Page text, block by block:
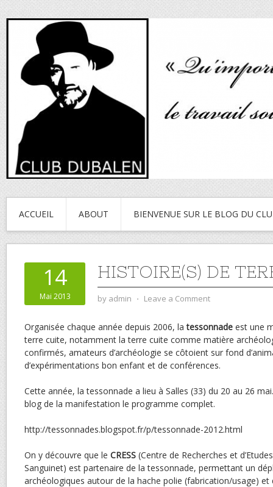
ACCUEIL ABOUT BIENVENUE SUR LE BLOG DU
14
Mai 2013
HISTOIRE(S) DE
by admin ⋅ Leave a Comment
Organisée chaque année depuis 2006, latessonnade est une
terre cuite, notamment la terre cuite comme matière
confirmés, amateurs d’archéologie se côtoient sur fond
d’expérimentations bon enfant et de conférences.
Cette année, la tessonnade a lieu à Salles (33) du 20 au 26
blog de la manifestation le programme complet.
http://tessonnades.blogspot.fr/p/tessonnade-2012.html
On y découvre que le CRESS (Centre de Recherches et
Sanguinet) est partenaire de la tessonnade, permettant un
archéologiques autour de la hache polie (fabrication/usage)